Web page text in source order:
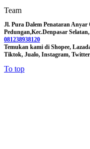
Team
Jl. Pura Dalem Penataran
Pedungan,Kec.Denpasar
081238938120
Temukan kami di Shopee,
Tiktok, Jualo, Instagram, Twitter
To top